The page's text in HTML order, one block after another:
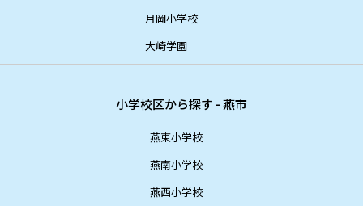
月岡小学校
大崎学園
小学校区から探す - 燕市
燕東小学校
燕南小学校
燕西小学校